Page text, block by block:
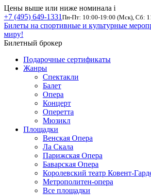
Цены выше или ниже номинала i
+7 (495) 649-1331 Пн-Пт: 10:00-19:00 (Мск), Сб:
Билеты на спортивные и культурные
миру!
Билетный брокер
Подарочные сертификаты
Жанры
Спектакли
Балет
Опера
Концерт
Оперетта
Мюзикл
Площадки
Венская Опера
Ла Скала
Парижская Опера
Баварская Опера
Королевский театр Ковент-
Метрополитен-опера
Все площадки